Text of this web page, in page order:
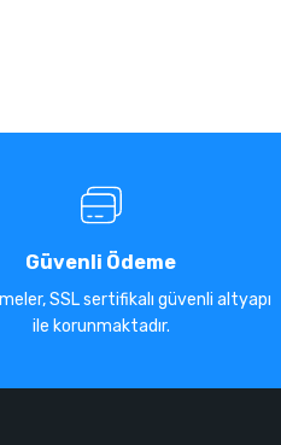
Güvenli Ödeme
SSL sertifikalı güvenli altyapı
ile korunmaktadır.